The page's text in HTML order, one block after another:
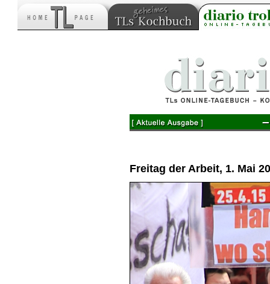
Freitag der Arbeit, 1. Mai